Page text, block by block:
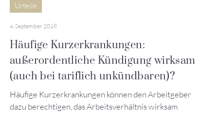
Urteile
4. September 2018
Häufige Kurzerkrankungen:
außerordentliche Kündigung wirksam
(auch bei tariflich unkündbaren)?
Häufige Kurzerkrankungen können den Arbeitgeber
dazu berechtigen, das Arbeitsverhältnis wirksam